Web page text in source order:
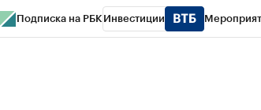
Подписка на РБК Инвестиции